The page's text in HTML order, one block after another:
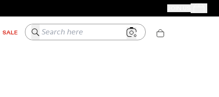
Your
SALE Search here